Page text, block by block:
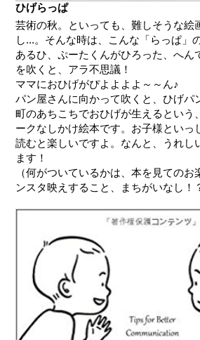
ひげらっぱ
芸術の秋。といっても、難しそうな絵
し...。そんな時は、こんな「らっぱ」
あるひ、ぷーたくんがひろった、へん
を吹くと、アラ不思議！
ママにおひげがぴよよよよ～～ん♪
パン屋さんに向かって吹くと、ひげパ
町のあちこちでおひげが生えるという
ークなしかけ絵本です。お子様といっ
読むと楽しいですよ。なんと、うれし
ます！
（何がついているかは、本を見ての
ンスタ映えすること、まちがいなし！